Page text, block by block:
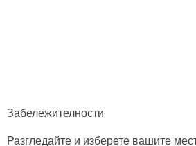
Забележителности
Разгледайте и изберете вашите